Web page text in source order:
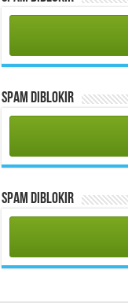
Spam Diblokir
Spam Diblokir